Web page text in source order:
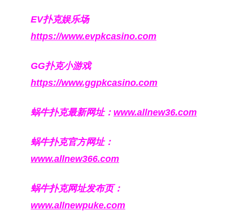
EV扑克娱乐场
https://www.evpkcasino.com
GG扑克小游戏
https://www.ggpkcasino.com
蜗牛扑克最新网址： www.allnew36.com
蜗牛扑克官方网址：
www.allnew366.com
蜗牛扑克网址发布页：
www.allnewpuke.com